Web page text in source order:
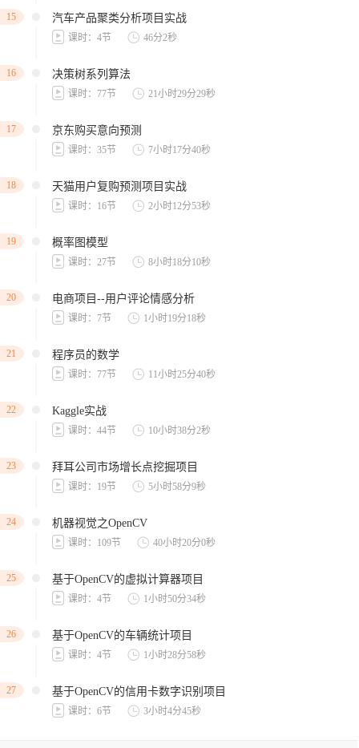
15 汽车产品聚类分析项目实战
课时：4节 46分2秒
16 决策树系列算法
课时：77节 21小时29分29秒
17 京东购买意向预测
课时：35节 7小时17分40秒
18 天猫用户复购预测项目实战
课时：16节 2小时12分53秒
19 概率图模型
课时：27节 8小时18分10秒
20 电商项目--用户评论情感分析
课时：7节 1小时19分18秒
21 程序员的数学
课时：77节 11小时25分40秒
22 Kaggle实战
课时：44节 10小时38分2秒
23 拜耳公司市场增长点挖掘项目
课时：19节 5小时58分9秒
24 机器视觉之OpenCV
课时：109节 40小时20分0秒
25 基于OpenCV的虚拟计算器项目
课时：4节 1小时50分34秒
26 基于OpenCV的车辆统计项目
课时：4节 1小时28分58秒
27 基于OpenCV的信用卡数字识别项目
课时：6节 3小时4分45秒